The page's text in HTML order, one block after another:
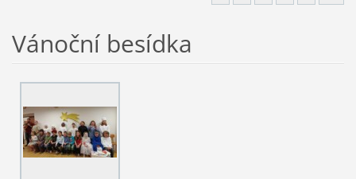
Vánoční besídka